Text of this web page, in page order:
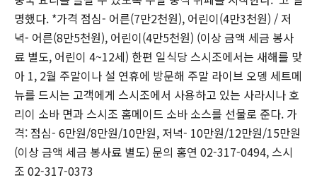
명했다. *가격 점심- 어른(7만2천원), 어린이(4만3천원) / 저
녁- 어른(8만5천원), 어린이(4만5천원) (이상 금액 세금 봉사
료 별도, 어린이 4~12세) 한편 일식당 스시조에서는 새해를 맞
아 1, 2월 주말이나 설 연휴에 방문해 주말 라이브 오뎅 세트메
뉴를 드시는 고객에게 스시조에서 사용하고 있는 사라시나 호
리이 소바 면과 스시조 홈메이드 소바 소스를 선물로 준다. 가
격: 점심- 6만원/8만원/10만원, 저녁- 10만원/12만원/15만원
(이상 금액 세금 봉사료 별도) 문의 홍연 02-317-0494, 스시
조 02-317-0373